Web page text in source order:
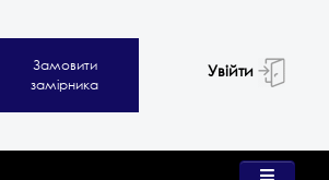
Замовити
замірника
Увійти